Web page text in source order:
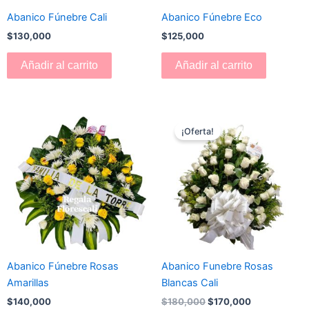
Abanico Fúnebre Cali
$130,000
Añadir al carrito
Abanico Fúnebre Eco
$125,000
Añadir al carrito
Abanico Fúnebre Rosas
Amarillas
$140,000
¡Oferta!
Abanico Funebre Rosas
Blancas Cali
$180,000
precio
original
era:
$180,000.
$170,000
es:
$170,000.